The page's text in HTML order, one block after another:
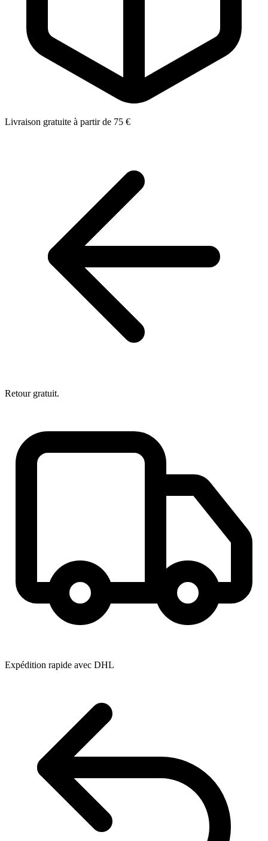
Livraison gratuite à partir de 75 €
Retour gratuit.
Expédition rapide avec DHL